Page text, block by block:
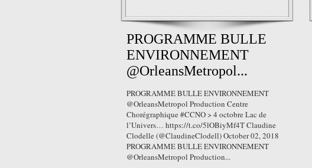
PROGRAMME BULLE
ENVIRONNEMENT
@OrleansMetropol...
PROGRAMME BULLE ENVIRONNEMENT
@OrleansMetropol Production Centre
Chorégraphique #CCNO > 4 octobre Lac de
l’Univers… https://t.co/5lOBiyMf4T Claudine
Clodelle (@ClaudineClodell) October 02, 2018
PROGRAMME BULLE ENVIRONNEMENT
@OrleansMetropol Production...